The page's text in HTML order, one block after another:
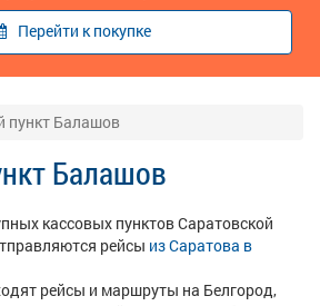
Перейти к покупке
пункт Балашов
Балашов
кассовых пунктов Саратовской
рейсы из Саратова в
рейсы и маршруты на Белгород,